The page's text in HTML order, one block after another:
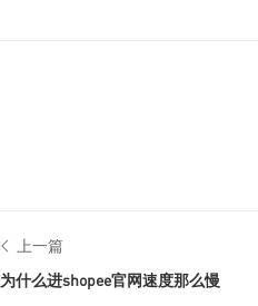
上一篇
为什么进shopee官网速度那么慢